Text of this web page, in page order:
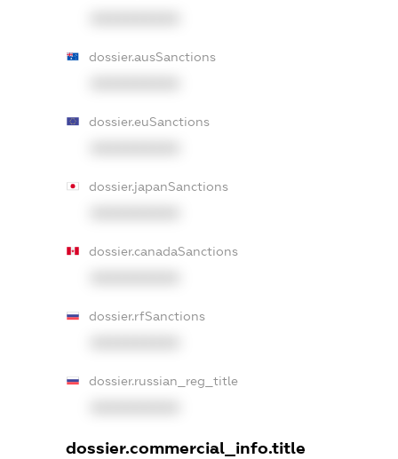
dossier.ausSanctions
dossier.euSanctions
dossier.japanSanctions
dossier.canadaSanctions
dossier.rfSanctions
dossier.russian_reg_title
dossier.commercial_info.title